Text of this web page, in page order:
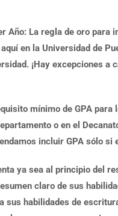
Año: La regla de oro para
en la Universidad de
¡Hay excepciones a
mínimo de GPA
o en el
incluir GPA sólo si
ya sea al principio del
claro de sus
sus habilidades de